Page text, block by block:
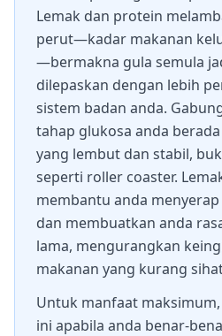
Lemak dan protein
perut—kadar makanan
—bermakna gula semula
dilepaskan dengan lebih
sistem badan anda.
tahap glukosa anda
yang lembut dan stabil,
seperti roller coaster.
membantu anda
dan membuatkan anda
lama, mengurangkan
makanan yang kurang
Untuk manfaat
ini apabila anda benar-